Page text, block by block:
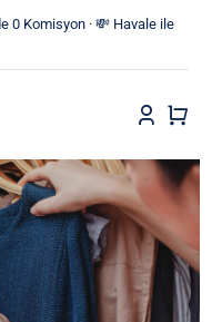
0 Komisyon · 💸 Havale ile